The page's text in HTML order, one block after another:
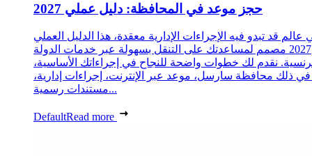
حجز موعد في المحافظة: دليل عملي 2027
عالم قد تبدو فيه الإجراءات الإدارية معقدة، هذا الدليل العملي
2027 مصمم لمساعدتك على التنقل بسهولة عبر خدمات الدولة
نقدم لك خطوات واضحة للنجاح في إجراءاتك الأساسية،
في ذلك محافظة سارسل، موعد عبر الإنترنت، إجراءات إدارية،
مستندات رسمية...
DefaultRead more